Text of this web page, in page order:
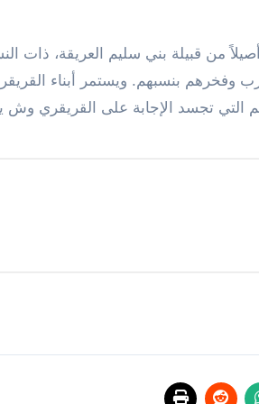
من قبيلة بني سليم العريقة، ذات
وفخرهم بنسبهم. ويستمر أبناء
التي تجسد الإجابة على القريقري وش